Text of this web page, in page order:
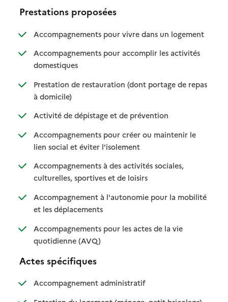
Prestations proposées
Accompagnements pour vivre dans un logement
:
: non
Accompagnements pour accomplir les activités
domestiques: disponible
: non disponible
Prestation de restauration (dont portage de repas
à domicile): disponible
: non disponible
Activité de dépistage et de prévention: disponible
: non disponible
Accompagnements pour créer ou maintenir le
lien social et éviter l'isolement: disponible
: non disponible
Accompagnements à des activités sociales,
culturelles, sportives et de loisirs: disponible
: non disponible
Accompagnement à l'autonomie pour la mobilité
et les déplacements: disponible
: non disponible
Accompagnements pour les actes de la vie
quotidienne (AVQ): disponible
: non disponible
Actes spécifiques
Accompagnement administratif: disponible
: non disponible